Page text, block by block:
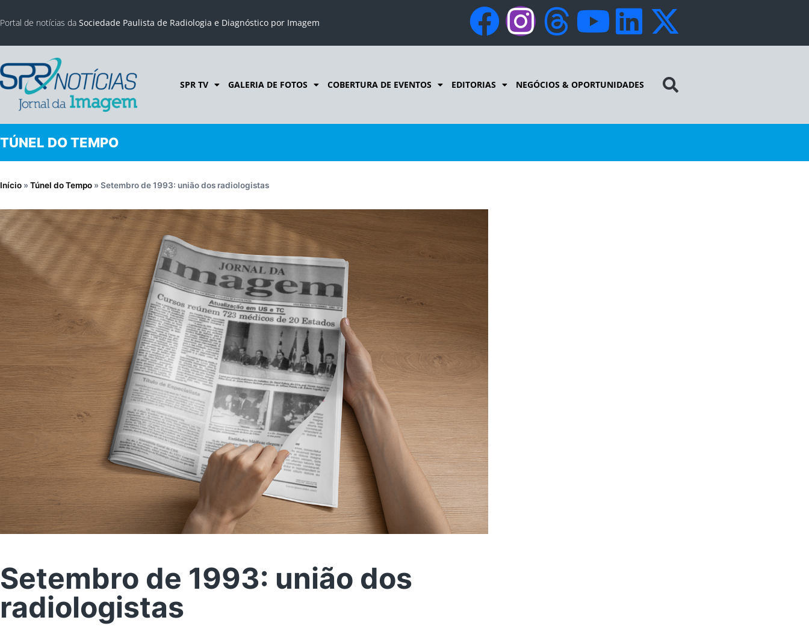
Portal de notícias da Sociedade Paulista de Radiologia e Diagnóstico por Imagem
SPR TV GALERIA DE FOTOS COBERTURA DE EVENTOS EDITORIAS NEGÓCIOS & OPORTUNIDADES
TÚNEL DO TEMPO
Início » Túnel do Tempo » Setembro de 1993: união dos radiologistas
Setembro de 1993: união dos
radiologistas